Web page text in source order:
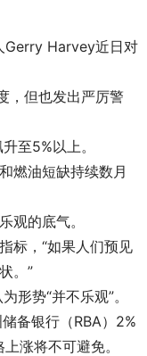
Gerry Harvey近日对
，但也发出严厉警
至5%以上。
燃油短缺持续数月
观的底气。
标，“如果人们预见
。”
形势“并不乐观”。
备银行（RBA）2%
涨将不可避免。